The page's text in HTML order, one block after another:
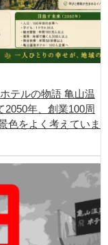
テルの物語 亀山温
2050年、創業100周
色をよく考えていま